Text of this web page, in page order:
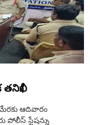
తనిఖీ
ఆదివారం
పోలీస్ స్టేషన్ను